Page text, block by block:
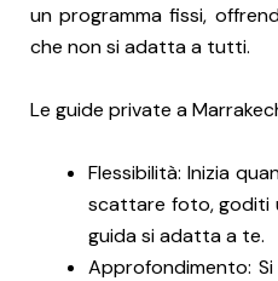
un programma fissi,
che non si adatta a tutti.
Le guide private a
Flessibilità: Inizia
scattare foto, goditi
guida si adatta a te.
Approfondimento: